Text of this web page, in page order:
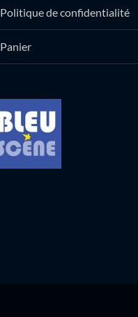
Politique de confidentialité
Panier